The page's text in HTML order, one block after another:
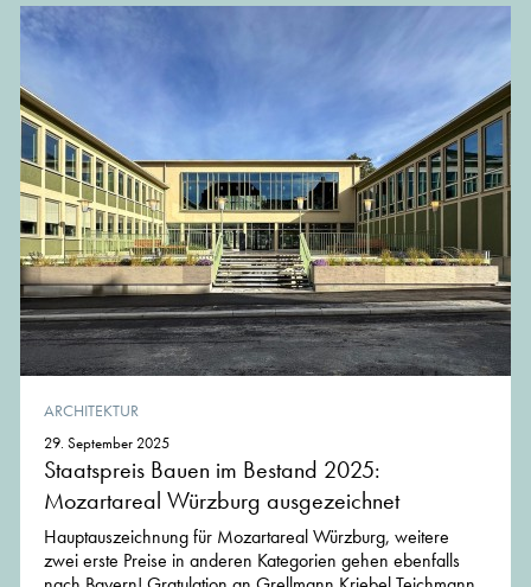
ARCHITEKTUR
29. September 2025
Staatspreis Bauen im Bestand 2025:
Mozartareal Würzburg ausgezeichnet
Hauptauszeichnung für Mozartareal Würzburg, weitere
zwei erste Preise in anderen Kategorien gehen ebenfalls